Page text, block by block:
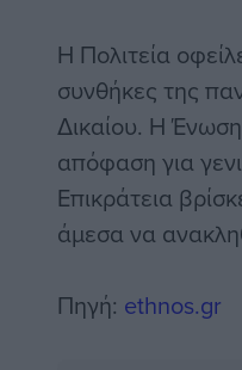
Η Πολιτεία
συνθήκες της
Δικαίου. Η
απόφαση για
Επικράτεια
άμεσα να
Πηγή: ethnos.gr